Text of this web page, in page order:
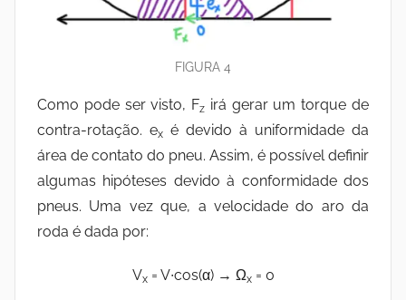
FIGURA 4
Como pode ser visto, Fz irá gerar um torque de
contra-rotação. ex é devido à uniformidade da
área de contato do pneu. Assim, é possível definir
algumas hipóteses devido à conformidade dos
pneus. Uma vez que, a velocidade do aro da
roda é dada por:
Vx= V∙cos(α) → Ωx= 0